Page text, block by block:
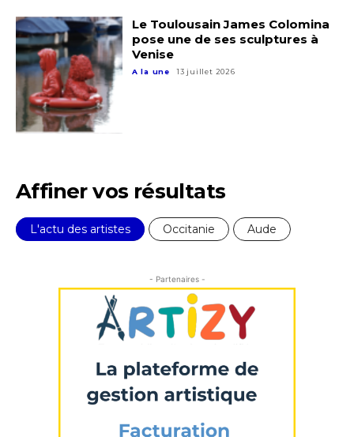
Statut / Organisation
J'accepte lestermes et conditions
Nom
Prénom
Le Toulousain James Colomina
pose une de ses sculptures à
Venise
A la une 13 juillet 2026
Affiner vos résultats
L'actu des artistes Occitanie Aude
- Partenaires -